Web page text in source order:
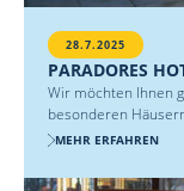
28.7.2025
PARADORES
Wir möchten Ihnen
besonderen
MEHR ERFAHREN